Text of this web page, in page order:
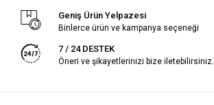
Geniş Ürün Yelpazesi
Binlerce ürün ve kampanya seçeneği
7 / 24 DESTEK
Öneri ve şikayetlerinizi bize iletebilirsiniz.